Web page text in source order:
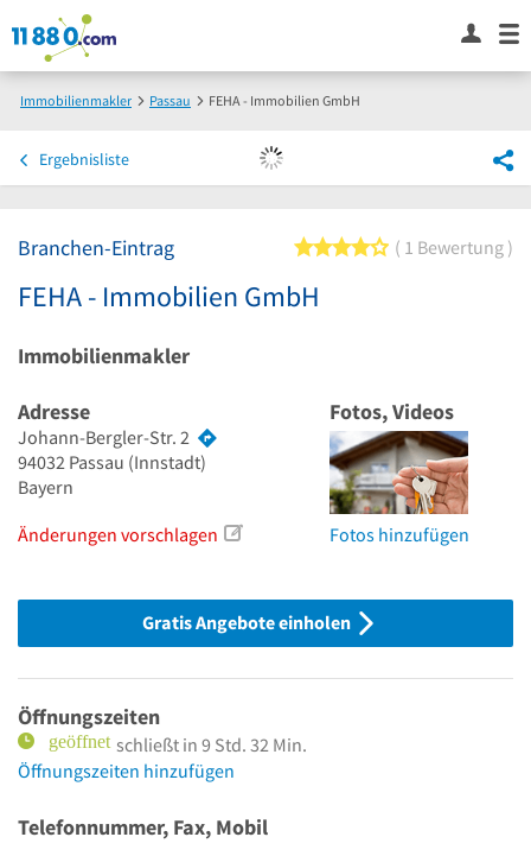
Immobilienmakler Passau FEHA - Immobilien GmbH
Ergebnisliste
Branchen-Eintrag 4 von 5 Sternen
1 Bewertung
FEHA - Immobilien GmbH
Immobilienmakler
Adresse
Johann-Bergler-Str. 2
94032 Passau (Innstadt)
Bayern
Änderungen vorschlagen
Fotos, Videos
Fotos hinzufügen
Gratis Angebote einholen
Öffnungszeiten
schließt in 9 Std. 32 Min.
Öffnungszeiten hinzufügen
Telefonnummer, Fax, Mobil